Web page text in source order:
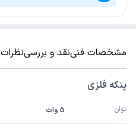
مشخصات فنینقد و بررسینظرات
پنکه فلزی
توان 5 وات